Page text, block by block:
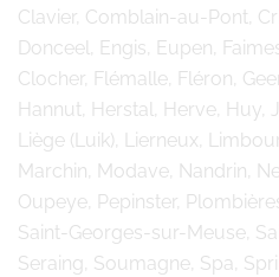
Clavier, Comblain-au-Pont,
Donceel, Engis, Eupen,
Clocher, Flémalle, Fléron,
Hannut, Herstal, Herve, Huy,
Liège (Luik), Lierneux,
Marchin, Modave, Nandrin,
Oupeye, Pepinster,
Saint-Georges-sur-Meuse,
Seraing, Soumagne, Spa,